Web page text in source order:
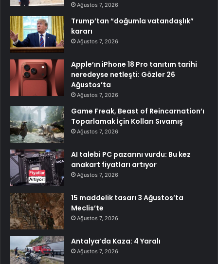
Ağustos 7, 2026
Trump’tan “doğumla vatandaşlık”
kararı
Ağustos 7, 2026
Apple’ın iPhone 18 Pro tanıtım tarihi
neredeyse netleşti: Gözler 26
Ağustos’ta
Ağustos 7, 2026
Game Freak, Beast of Reincarnation’ı
Toparlamak İçin Kolları Sıvamış
Ağustos 7, 2026
AI talebi PC pazarını vurdu: Bu kez
anakart fiyatları artıyor
Ağustos 7, 2026
15 maddelik tasarı 3 Ağustos’ta
Meclis’te
Ağustos 7, 2026
Antalya’da Kaza: 4 Yaralı
Ağustos 7, 2026